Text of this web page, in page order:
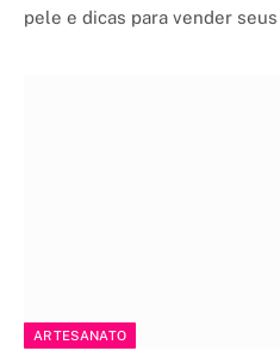
pele e dicas para vender
ARTESANATO